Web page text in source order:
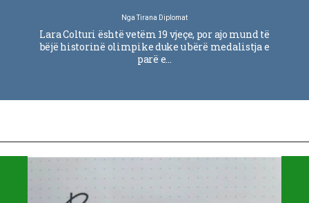
NgaTirana Diplomat
Lara Colturi është vetëm 19 vjeçe, por ajo mund të
bëjë historinë olimpike duke u bërë medalistja e
parë e…